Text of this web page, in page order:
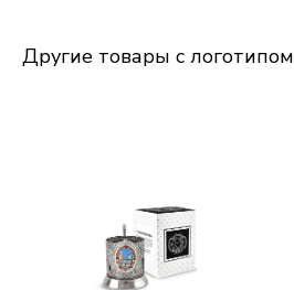
Другие товары с логотипом